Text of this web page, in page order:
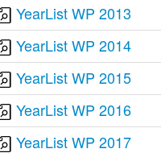
YearList WP 2013
YearList WP 2014
YearList WP 2015
YearList WP 2016
YearList WP 2017